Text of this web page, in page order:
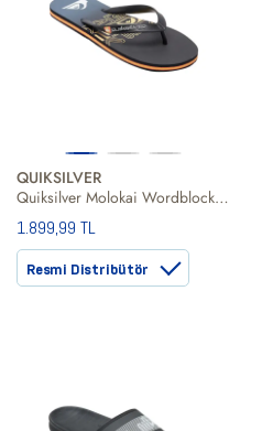
QUIKSILVER
Quiksilver Molokai Wordblock Erkek Mavi Terlik
1.899,99 TL
Resmi Distribütör